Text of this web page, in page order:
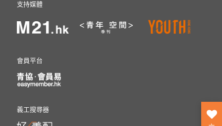
支持媒體
會員平台
義工搜尋器